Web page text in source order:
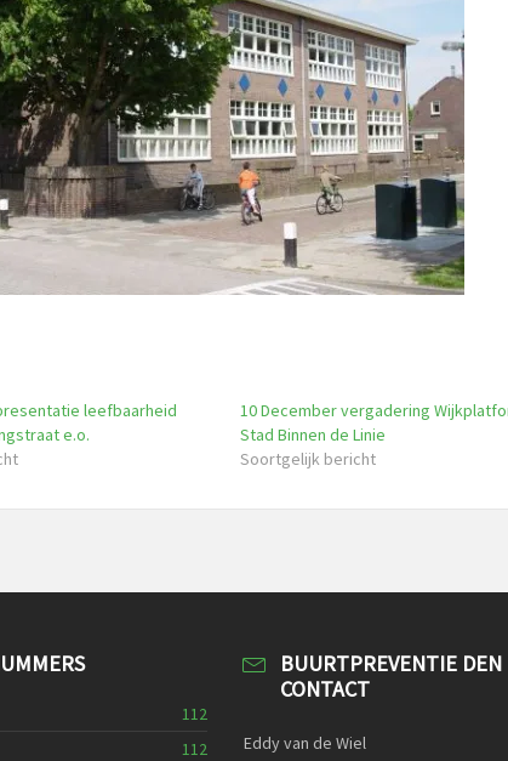
leefbaarheid
e.o.
10 December vergadering
Stad Binnen de Linie
Soortgelijk bericht
112
112
BUURTPREVENTIE DEN
CONTACT
Eddy van de Wiel